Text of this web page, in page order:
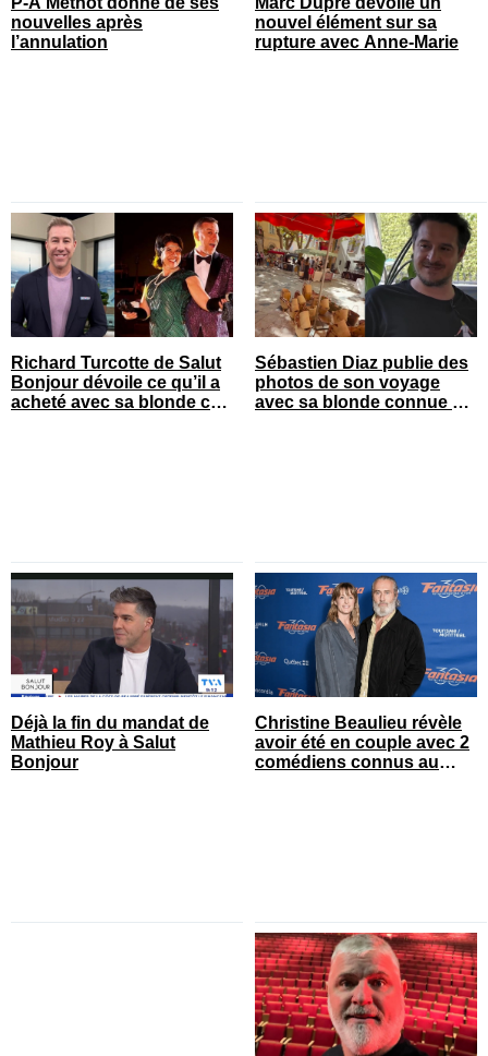
nouvelles après
l’annulation
nouvel élément sur sa
rupture avec Anne-Marie
Richard Turcotte de Salut
Bonjour dévoile ce qu’il a
acheté avec sa blonde cet
Sébastien Diaz publie des
photos de son voyage
avec sa blonde connue en
Déjà la fin du mandat de
Mathieu Roy à Salut
Bonjour
Christine Beaulieu révèle
avoir été en couple avec 2
comédiens connus au